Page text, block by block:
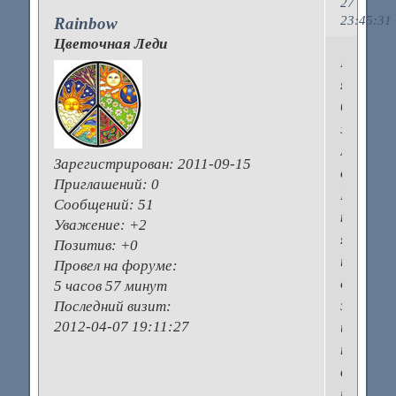
23:45:31
Rainbow
Цветочная Леди
Зарегистрирован: 2011-09-15
Приглашений: 0
Сообщений: 51
Уважение: +2
Позитив: +0
Провел на форуме:
5 часов 57 минут
Последний визит:
2012-04-07 19:11:27
я
была
муж
совой.
Но
когда
я
с
занятий
или
в